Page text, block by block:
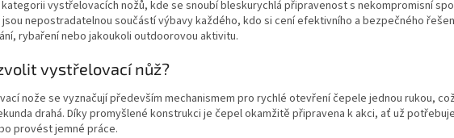
l
á
p
r
vystřelovacích nožů, kde se snoubí bleskurychlá připravenost s nekompromisní
nepostradatelnou součástí výbavy každého, kdo si cení efektivního a bezpečného
rybaření nebo jakoukoli outdoorovou aktivitu.
vystřelovací nůž?
nože se vyznačují především mechanismem pro rychlé otevření čepele jednou rukou,
drahá. Díky promyšlené konstrukci je čepel okamžitě připravena k akci, ať už
provést jemné práce.